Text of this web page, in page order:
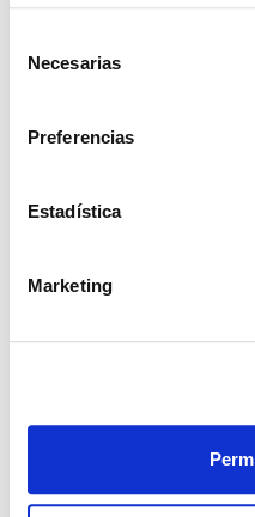
Necesarias
Preferencias
Estadística
Marketing
ver más